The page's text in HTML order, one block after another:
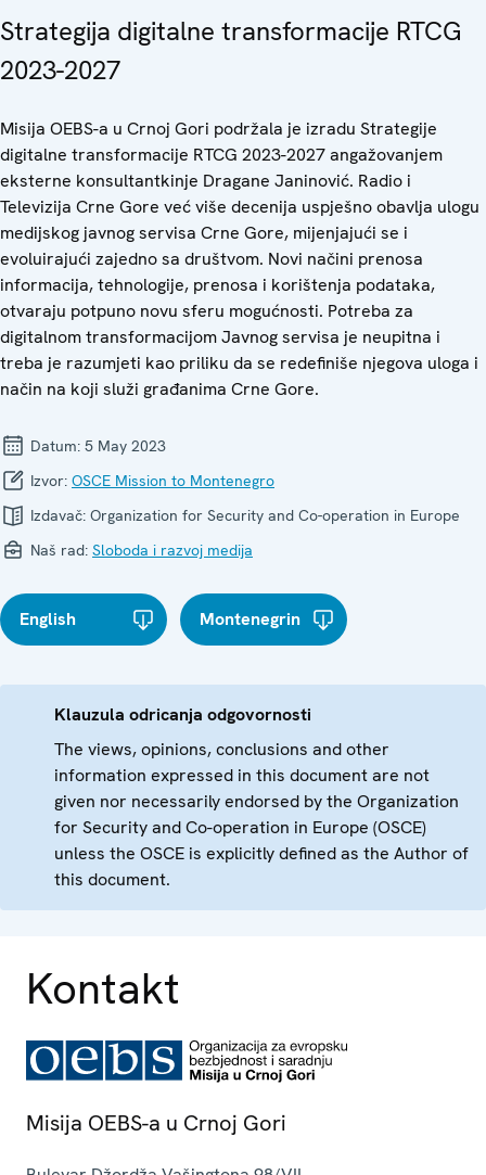
Strategija digitalne transformacije RTCG
2023-2027
Misija OEBS-a u Crnoj Gori podržala je izradu Strategije
digitalne transformacije RTCG 2023-2027 angažovanjem
eksterne konsultantkinje Dragane Janinović. Radio i
Televizija Crne Gore već više decenija uspješno obavlja ulogu
medijskog javnog servisa Crne Gore, mijenjajući se i
evoluirajući zajedno sa društvom. Novi načini prenosa
informacija, tehnologije, prenosa i korištenja podataka,
otvaraju potpuno novu sferu mogućnosti. Potreba za
digitalnom transformacijom Javnog servisa je neupitna i
treba je razumjeti kao priliku da se redefiniše njegova uloga i
način na koji služi građanima Crne Gore.
Datum: 5 May 2023
Izvor: OSCE Mission to Montenegro
Izdavač: Organization for Security and Co-operation in Europe
Naš rad: Sloboda i razvoj medija
English Montenegrin
Klauzula odricanja odgovornosti
The views, opinions, conclusions and other
information expressed in this document are not
given nor necessarily endorsed by the Organization
for Security and Co-operation in Europe (OSCE)
unless the OSCE is explicitly defined as the Author of
this document.
Kontakt
Misija OEBS-a u Crnoj Gori